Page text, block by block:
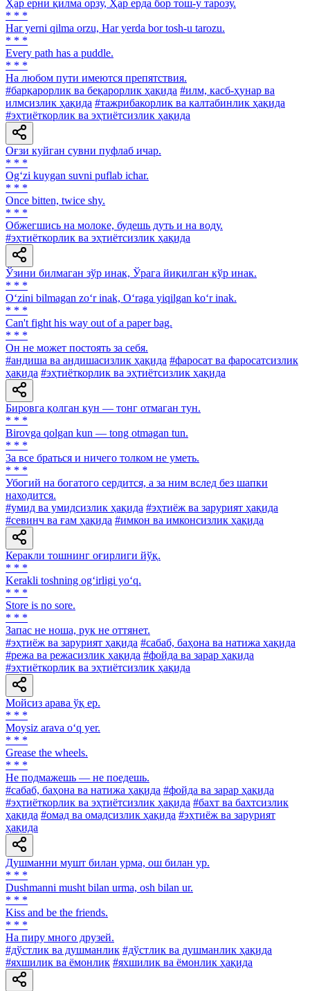
Ҳар ерни қилма орзу, Ҳар ерда бор тош-у тарозу.
* * *
Har yerni qilma orzu, Har yerda bor tosh-u tarozu.
* * *
Every path has a puddle.
* * *
Ha любом пути имеются препятствия.
#барқарорлик ва беқарорлик ҳақида #илм, касб-ҳунар ва
илмсизлик ҳақида #тажрибакорлик ва калтабинлик ҳақида
#эҳтиёткорлик ва эҳтиётсизлик ҳақида
Оғзи куйган сувни пуфлаб ичар.
* * *
Og‘zi kuygan suvni puflab ichar.
* * *
Once bitten, twice shy.
* * *
Обжегшись на молоке, будешь дуть и на воду.
#эҳтиёткорлик ва эҳтиётсизлик ҳақида
Ўзини билмаган зўр инак, Ўрага йиқилган кўр инак.
* * *
O‘zini bilmagan zo‘r inak, O‘raga yiqilgan ko‘r inak.
* * *
Can't fight his way out of a paper bag.
* * *
Он не может постоять за себя.
#андиша ва андишасизлик ҳақида #фаросат ва фаросатсизлик
ҳақида #эҳтиёткорлик ва эҳтиётсизлик ҳақида
Бировга қолган кун — тонг отмаган тун.
* * *
Birovga qolgan kun — tong otmagan tun.
* * *
3a все браться и ничего толком не уметь.
* * *
Убогий на богатого сердится, а за ним вслед без шапки
находится.
#умид ва умидсизлик ҳақида #эҳтиёж ва зарурият ҳақида
#севинч ва ғам ҳақида #имкон ва имконсизлик ҳақида
Керакли тошнинг оғирлиги йўқ.
* * *
Kerakli toshning og‘irligi yo‘q.
* * *
Store is no sore.
* * *
Запас не ноша, рук не оттянет.
#эҳтиёж ва зарурият ҳақида #сабаб, баҳона ва натижа ҳақида
#режа ва режасизлик ҳақида #фойда ва зарар ҳақида
#эҳтиёткорлик ва эҳтиётсизлик ҳақида
Мойсиз арава ўқ ер.
* * *
Moysiz arava o‘q yer.
* * *
Grease the wheels.
* * *
He подмажешь — не поедешь.
#сабаб, баҳона ва натижа ҳақида #фойда ва зарар ҳақида
#эҳтиёткорлик ва эҳтиётсизлик ҳақида #бахт ва бахтсизлик
ҳақида #омад ва омадсизлик ҳақида #эҳтиёж ва зарурият
ҳақида
Душманни мушт билан урма, ош билан ур.
* * *
Dushmanni musht bilan urma, osh bilan ur.
* * *
Kiss and be the friends.
* * *
На пиру много друзей.
#дўстлик ва душманлик #дўстлик ва душманлик ҳақида
#яхшилик ва ёмонлик #яхшилик ва ёмонлик ҳақида